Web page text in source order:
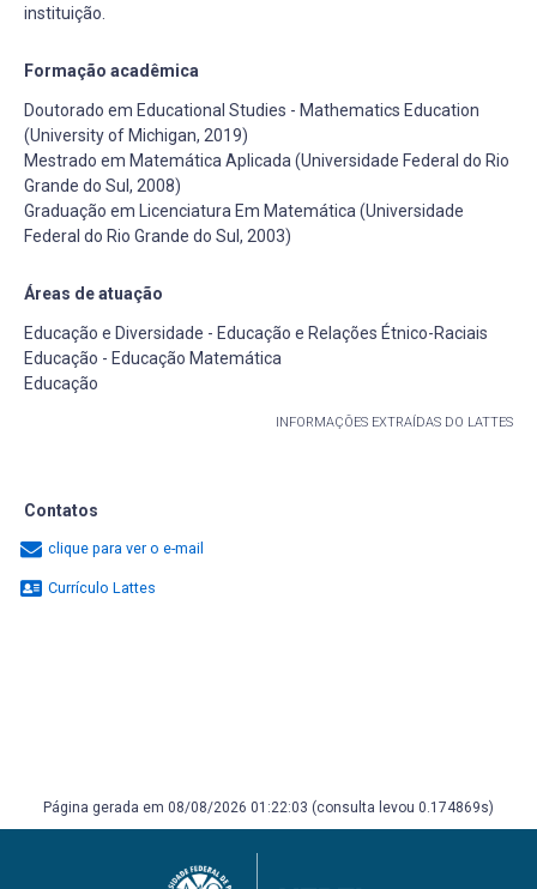
instituição.
Formação acadêmica
Doutorado em Educational Studies - Mathematics Education
(University of Michigan, 2019)
Mestrado em Matemática Aplicada (Universidade Federal do Rio
Grande do Sul, 2008)
Graduação em Licenciatura Em Matemática (Universidade
Federal do Rio Grande do Sul, 2003)
Áreas de atuação
Educação e Diversidade - Educação e Relações Étnico-Raciais
Educação - Educação Matemática
Educação
INFORMAÇÕES EXTRAÍDAS DO LATTES
Contatos
clique para ver o e-mail
Currículo Lattes
Página gerada em 08/08/2026 01:22:03 (consulta levou 0.174869s)